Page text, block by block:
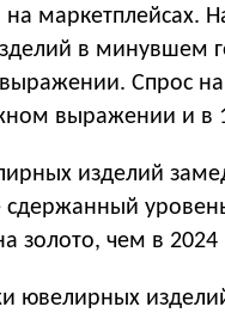
маркетплейсах.
в минувшем
Спрос
выражении и в
изделий
золото, чем в 2024
ювелирных